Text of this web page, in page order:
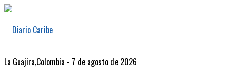
La Guajira,Colombia - 7 de agosto de 2026